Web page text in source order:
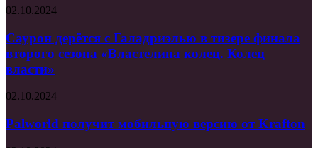
«Ёлки
(тизер)
Саурон
с
Галадриэлью
в
тизере
второго
«Властелина
02.10.2024
Саурон дерётся с Галадриэлью в тизере финала
второго сезона «Властелина колец. Колец
власти»
Palworld
мобильную
версию
02.10.2024
Palworld получит мобильную версию от Krafton